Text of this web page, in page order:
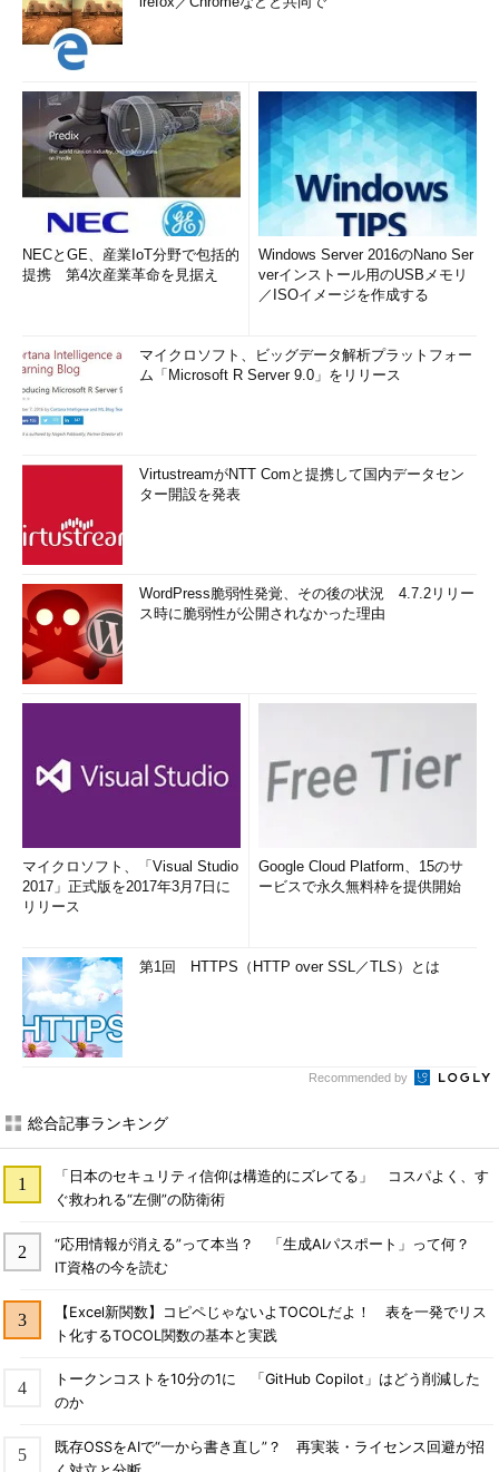
NECとGE、産業IoT分野で包括的
提携 第4次産業革命を見据え
Windows Server 2016のNano Ser
verインストール用のUSBメモリ
／ISOイメージを作成する
マイクロソフト、ビッグデータ解析プラットフォー
ム「Microsoft R Server 9.0」をリリース
VirtustreamがNTT Comと提携して国内データセン
ター開設を発表
WordPress脆弱性発覚、その後の状況 4.7.2リリー
ス時に脆弱性が公開されなかった理由
マイクロソフト、「Visual Studio
2017」正式版を2017年3月7日に
リリース
Google Cloud Platform、15のサ
ービスで永久無料枠を提供開始
第1回 HTTPS（HTTP over SSL／TLS）とは
Recommended by
総合記事ランキング
「日本のセキュリティ信仰は構造的にズレてる」 コスパよく、す
ぐ救われる“左側”の防衛術
“応用情報が消える”って本当？ 「生成AIパスポート」って何？
IT資格の今を読む
【Excel新関数】コピペじゃないよTOCOLだよ！ 表を一発でリス
ト化するTOCOL関数の基本と実践
トークンコストを10分の1に 「GitHub Copilot」はどう削減した
のか
既存OSSをAIで“一から書き直し”？ 再実装・ライセンス回避が招